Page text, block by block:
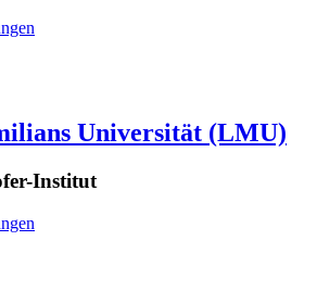
Universität (LMU)
Institut